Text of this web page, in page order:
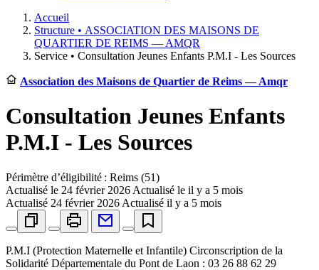
Accueil
Structure • ASSOCIATION DES MAISONS DE
QUARTIER DE REIMS — AMQR
Service • Consultation Jeunes Enfants P.M.I - Les Sources
Association des Maisons de Quartier de Reims — Amqr
Consultation Jeunes Enfants
P.M.I - Les Sources
Périmètre d’éligibilité : Reims (51)
Actualisé le 24 février 2026 Actualisé le il y a 5 mois
Actualisé 24 février 2026 Actualisé il y a 5 mois
P.M.I (Protection Maternelle et Infantile) Circonscription de la
Solidarité Départementale du Pont de Laon : 03 26 88 62 29